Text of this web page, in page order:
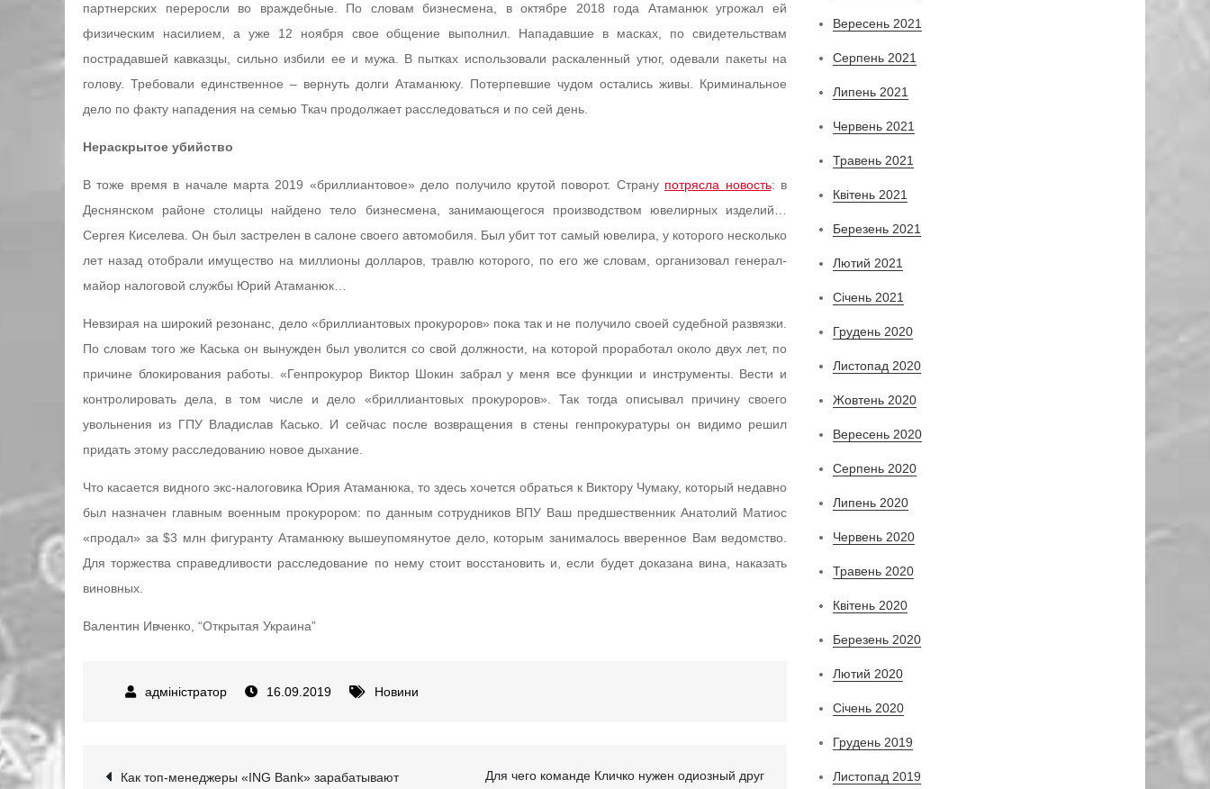
партнерских переросли во враждебные. По словам бизнесмена, в октябре 2018 года Атаманюк угрожал ей
физическим насилием, а уже 12 ноября свое общение выполнил. Нападавшие в масках, по свидетельствам
пострадавшей кавказцы, сильно избили ее и мужа. В пытках использовали раскаленный утюг, одевали пакеты на
голову. Требовали единственное – вернуть долги Атаманюку. Потерпевшие чудом остались живы. Криминальное
дело по факту нападения на семью Ткач продолжает расследоваться и по сей день.
Нераскрытое убийство
В тоже время в начале марта 2019 «бриллиантовое» дело получило крутой поворот. Страну потрясла новость: в
Деснянском районе столицы найдено тело бизнесмена, занимающегося производством ювелирных изделий…
Сергея Киселева. Он был застрелен в салоне своего автомобиля. Был убит тот самый ювелира, у которого несколько
лет назад отобрали имущество на миллионы долларов, травлю которого, по его же словам, организовал генерал-
майор налоговой службы Юрий Атаманюк…
Невзирая на широкий резонанс, дело «бриллиантовых прокуроров» пока так и не получило своей судебной развязки.
По словам того же Каська он вынужден был уволится со свой должности, на которой проработал около двух лет, по
причине блокирования работы. «Генпрокурор Виктор Шокин забрал у меня все функции и инструменты. Вести и
контролировать дела, в том числе и дело «бриллиантовых прокуроров». Так тогда описывал причину своего
увольнения из ГПУ Владислав Касько. И сейчас после возвращения в стены генпрокуратуры он видимо решил
придать этому расследованию новое дыхание.
Что касается видного экс-налоговика Юрия Атаманюка, то здесь хочется обраться к Виктору Чумаку, который недавно
был назначен главным военным прокурором: по данным сотрудников ВПУ Ваш предшественник Анатолий Матиос
«продал» за $3 млн фигуранту Атаманюку вышеупомянутое дело, которым занималось вверенное Вам ведомство.
Для торжества справедливости расследование по нему стоит восстановить и, если будет доказана вина, наказать
виновных.
Валентин Ивченко, “Открытая Украина”
16.09.2019 Новини
Как топ-менеджеры «ING Bank» зарабатывают Для чего команде Кличко нужен одиозный друг
Вересень 2021
Серпень 2021
Липень 2021
Червень 2021
Травень 2021
Квітень 2021
Березень 2021
Лютий 2021
Січень 2021
Грудень 2020
Листопад 2020
Жовтень 2020
Вересень 2020
Серпень 2020
Липень 2020
Червень 2020
Травень 2020
Квітень 2020
Березень 2020
Лютий 2020
Січень 2020
Грудень 2019
Листопад 2019